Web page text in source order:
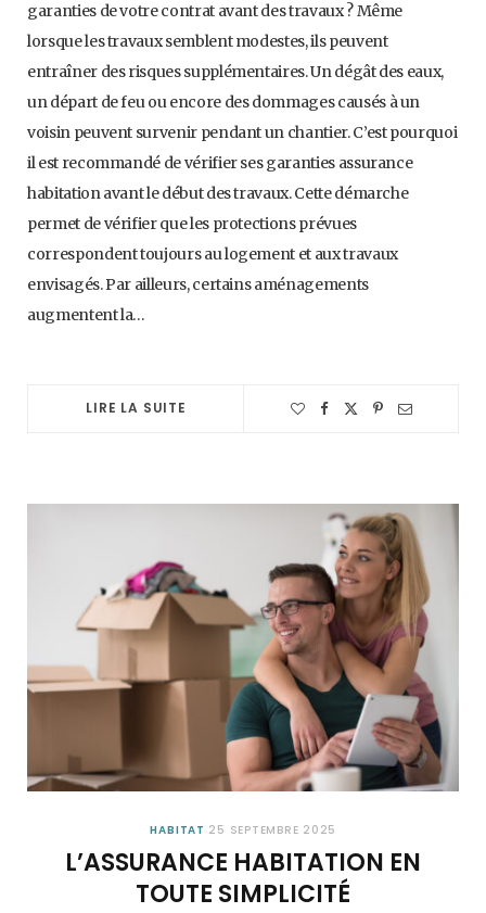
garanties de votre contrat avant des travaux ? Même
lorsque les travaux semblent modestes, ils peuvent
entraîner des risques supplémentaires. Un dégât des eaux,
un départ de feu ou encore des dommages causés à un
voisin peuvent survenir pendant un chantier. C’est pourquoi
il est recommandé de vérifier ses garanties assurance
habitation avant le début des travaux. Cette démarche
permet de vérifier que les protections prévues
correspondent toujours au logement et aux travaux
envisagés. Par ailleurs, certains aménagements
augmentent la…
LIRE LA SUITE
HABITAT 25 SEPTEMBRE 2025
L’ASSURANCE HABITATION EN
TOUTE SIMPLICITÉ